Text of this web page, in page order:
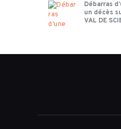
Débarras
un décès
VAL DE